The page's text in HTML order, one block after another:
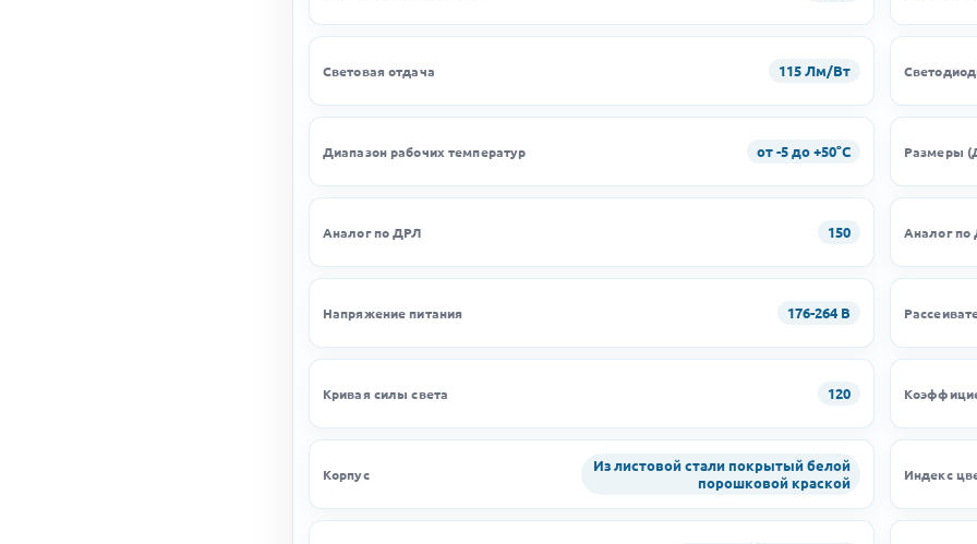
Световая отдача 115 Лм/Вт
Диапазон рабочих температур от -5 до +50°C Размеры
Аналог по ДРЛ 150 Аналог
Напряжение питания 176-264 В
Кривая силы света 120
Корпус
Из листовой стали покрытый белой
порошковой краской
Индекс